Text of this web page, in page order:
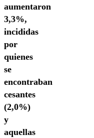
aumentaron
3,3%,
incididas
por
quienes
se
encontraban
cesantes
(2,0%)
y
aquellas